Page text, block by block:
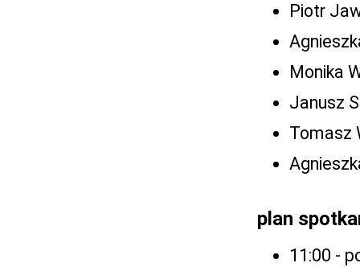
Piotr
Monika
Janusz
Tomasz
plan
11:00 -